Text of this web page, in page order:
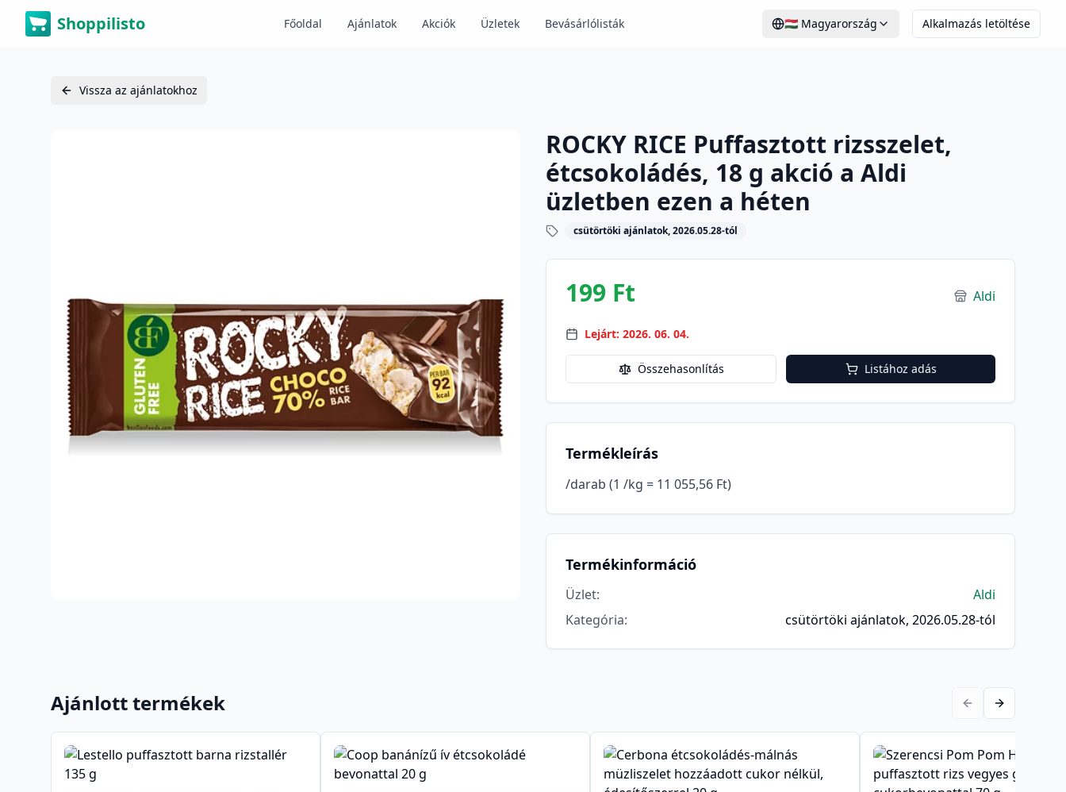
Shoppilisto Főoldal Ajánlatok Akciók Üzletek Bevásárlólisták 🇭🇺 Magyarország Alkalmazás letöltése
Vissza az ajánlatokhoz
ROCKY RICE Puffasztott rizsszelet,
étcsokoládés, 18 g akció a Aldi
üzletben ezen a héten
csütörtöki ajánlatok, 2026.05.28-tól
199 Ft Aldi
Lejárt: 2026. 06. 04.
Összehasonlítás Listához adás
Termékleírás
/darab (1 /kg = 11 055,56 Ft)
Termékinformáció
Üzlet:
Aldi
Kategória: csütörtöki ajánlatok, 2026.05.28-tól
Ajánlott termékek